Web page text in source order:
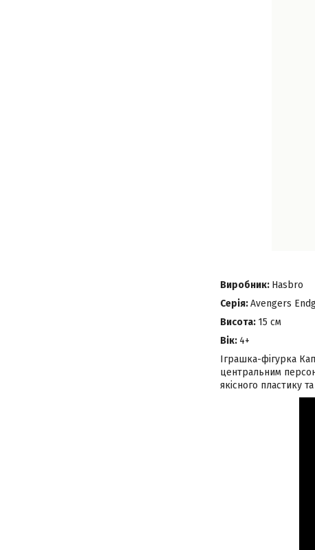
Виробник: Hasbro
Серія:Avengers
Висота: 15 см
Вік: 4+
Іграшка-фігурка
центральним
якісного пластику